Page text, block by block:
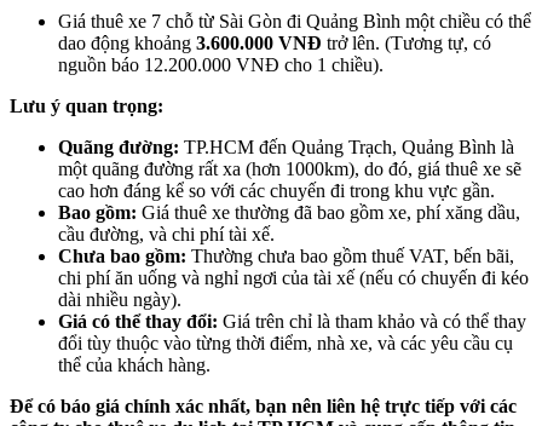
Giá thuê xe 7 chỗ từ Sài Gòn đi Quảng Bình một chiều có thể
dao động khoảng 3.600.000 VNĐ trở lên. (Tương tự, có
nguồn báo 12.200.000 VNĐ cho 1 chiều).
Lưu ý quan trọng:
Quãng đường: TP.HCM đến Quảng Trạch, Quảng Bình là
một quãng đường rất xa (hơn 1000km), do đó, giá thuê xe sẽ
cao hơn đáng kể so với các chuyến đi trong khu vực gần.
Bao gồm: Giá thuê xe thường đã bao gồm xe, phí xăng dầu,
cầu đường, và chi phí tài xế.
Chưa bao gồm: Thường chưa bao gồm thuế VAT, bến bãi,
chi phí ăn uống và nghỉ ngơi của tài xế (nếu có chuyến đi kéo
dài nhiều ngày).
Giá có thể thay đổi: Giá trên chỉ là tham khảo và có thể thay
đổi tùy thuộc vào từng thời điểm, nhà xe, và các yêu cầu cụ
thể của khách hàng.
Để có báo giá chính xác nhất, bạn nên liên hệ trực tiếp với các